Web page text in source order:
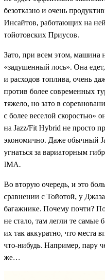
безотказно и очень
Инсайтов, работающих на
тойотовских Приусов.
Зато, при всем этом, машина
«задушенный лось». Она
и расходов топлива, очень
против более современных
тяжело, но зато в
с более веселой скоростью»
на Jazz/Fit Hybrid не просто
экономично. Даже обычный
угнаться за вариаторным
IMA.
Во вторую очередь, и это
сравнении с Тойотой, у
багажнике. Почему почти?
не стало, там легли те самые
их так аккуратно, что места
что-нибудь. Например, пару
же…